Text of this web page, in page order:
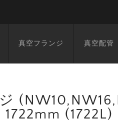
真空フランジ 真空配管